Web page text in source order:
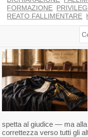
FORMAZIONE
REATO FALLIMENTARE
Cerca
spetta al giudice — ma
correttezza verso tutti gli